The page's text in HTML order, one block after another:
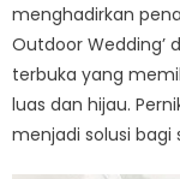
menghadirkan
Outdoor Wedding’
terbuka yang
luas dan hijau.
menjadi solusi bagi